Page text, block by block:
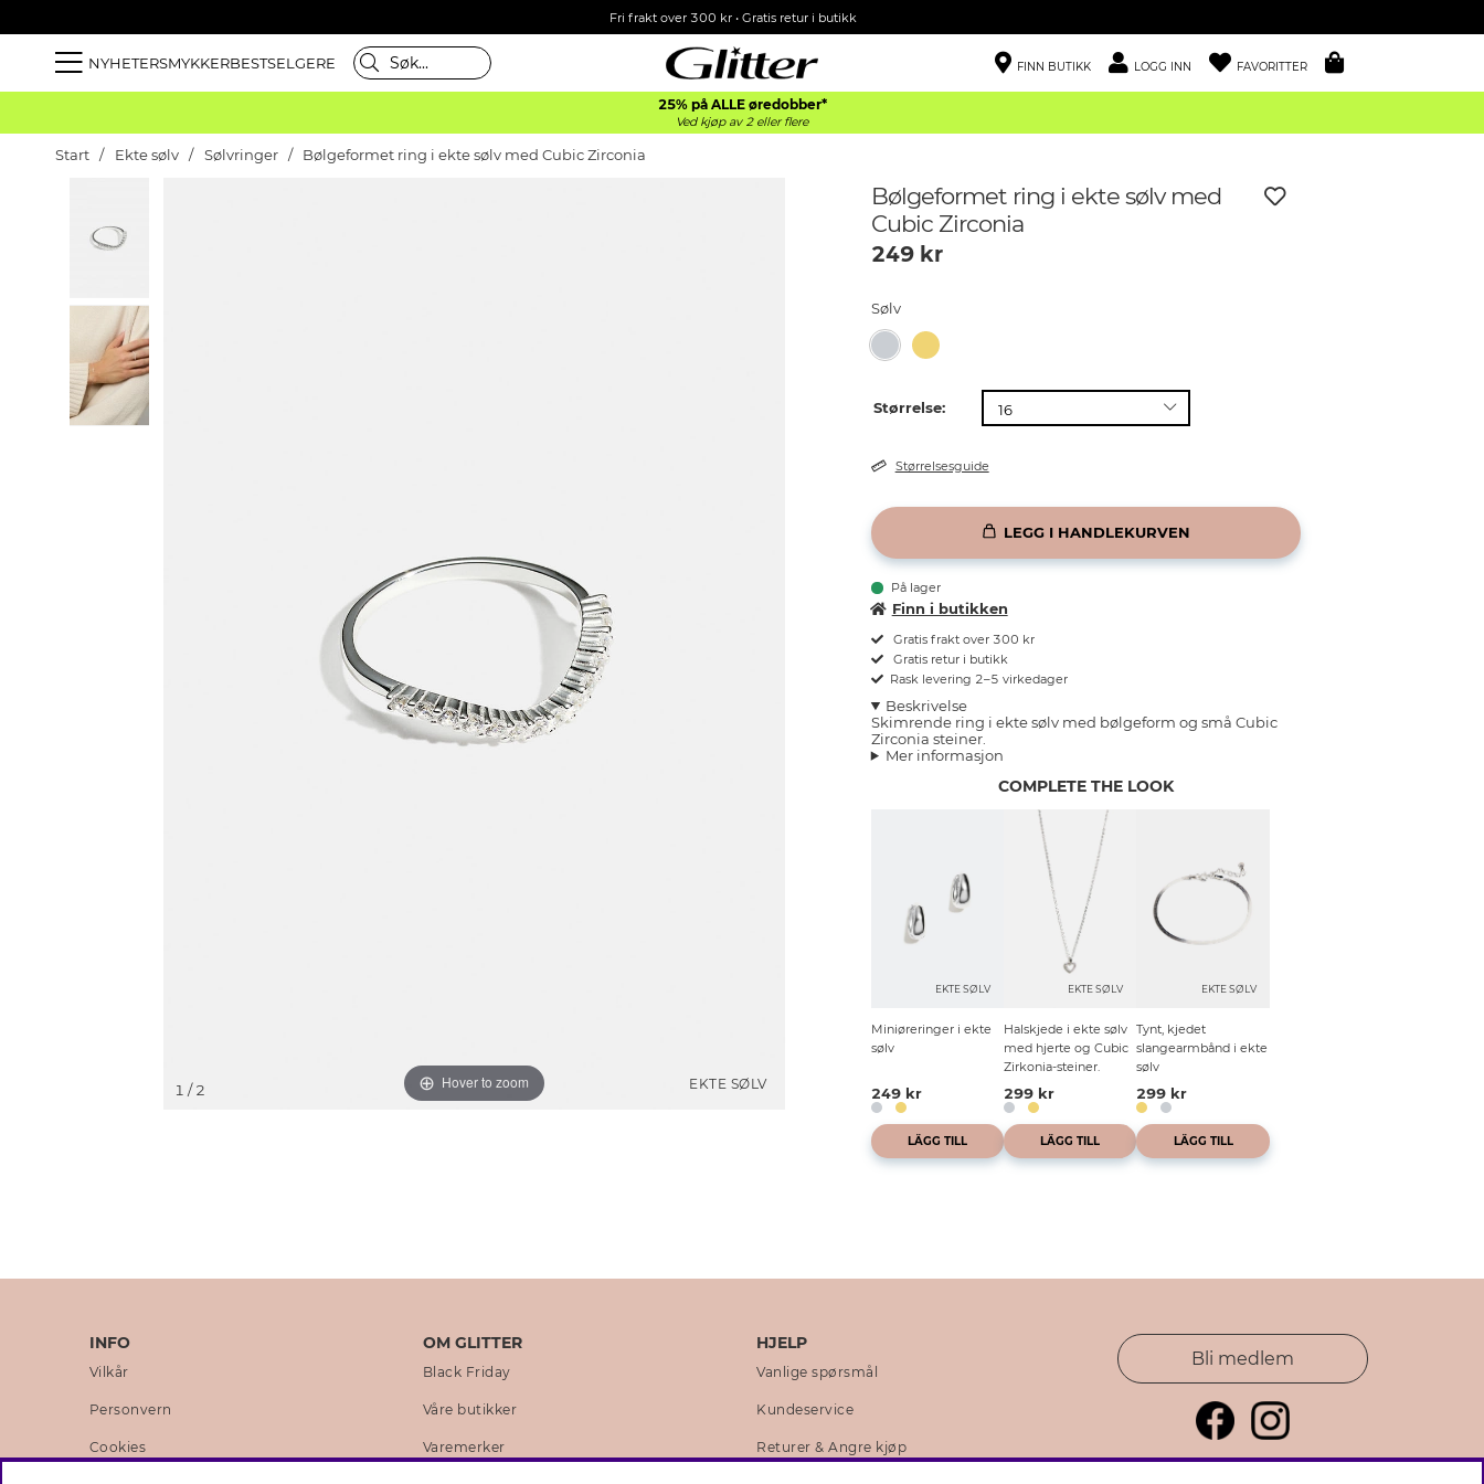
Fri frakt over 300 kr • Gratis retur i butikk
NYHETERSMYKKERBESTSELGERE FINN BUTIKK LOGG INN FAVORITTER
25% på ALLE øredobber*
Ved kjøp av 2 eller flere
Start Ekte sølv Sølvringer Bølgeformet ring i ekte sølv med Cubic Zirconia
EKTE SØLV
Hover to zoom
1 / 2
Bølgeformet ring i ekte sølv med
Cubic Zirconia
249kr
Sølv
Størrelse:
Størrelsesguide
LEGG I HANDLEKURVEN
På lager
Finn i butikken
Gratis frakt over 300 kr
Gratis retur i butikk
Rask levering 2–5 virkedager
Beskrivelse
Skimrende ring i ekte sølv med bølgeform og små Cubic
Zirconia steiner.
Mer informasjon
COMPLETE THE LOOK
EKTE SØLV
Miniøreringer i ekte
sølv
249 kr
LÄGG TILL
EKTE SØLV
Halskjede i ekte sølv
med hjerte og Cubic
Zirkonia-steiner.
299 kr
LÄGG TILL
EKTE SØLV
Tynt, kjedet
slangearmbånd i ekte
sølv
299 kr
LÄGG TILL
INFO
Vilkår
Personvern
Cookies
OM GLITTER
Black Friday
Våre butikker
Varemerker
HJELP
Vanlige spørsmål
Kundeservice
Returer & Angre kjøp
Bli medlem